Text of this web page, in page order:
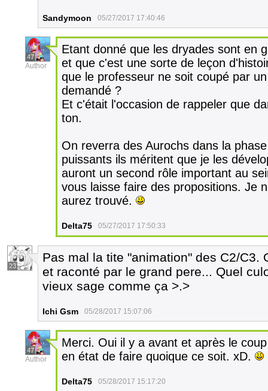
Sandymoon 05/27/2017 17:40:46
47
Author
Etant donné que les dryades sont en
et que c'est une sorte de leçon
que le professeur ne soit coupé par
demandé ?
Et c'était l'occasion de rappeler que
ton.
On reverra des Aurochs dans la
puissants ils méritent que je les
auront un second rôle important au
vous laisse faire des propositions. Je
aurez trouvé.
Delta75 05/27/2017 17:50:33
23
Pas mal la tite "animation" des C2/C3.
et raconté par le grand pere... Quel
vieux sage comme ça >.>
Ichi Gsm 05/28/2017 15:07:06
47
Author
Merci. Oui il y a avant et après le
en état de faire quoique ce soit. xD.
Delta75 05/28/2017 15:17:20